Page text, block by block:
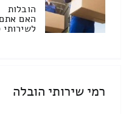
הובלות
האם
רמי שירותי הובלה